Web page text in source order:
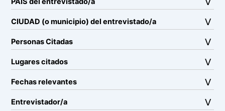
CIUDAD (o municipio) del entrevistado/a
Personas Citadas
Lugares citados
Fechas relevantes
Entrevistador/a